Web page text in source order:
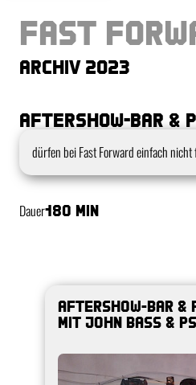
Fast
Archiv 2023
Aftershow-Bar &
Kurzbeschreibung
dürfen bei Fast Forward einfach nicht
Dauer180 min
AFTERSHOW-BAR &
MIT John Bass &